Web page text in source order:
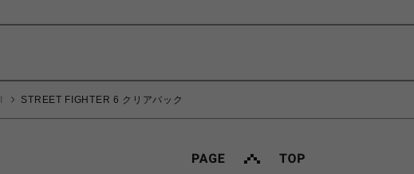
STREET FIGHTER 6 クリアバック